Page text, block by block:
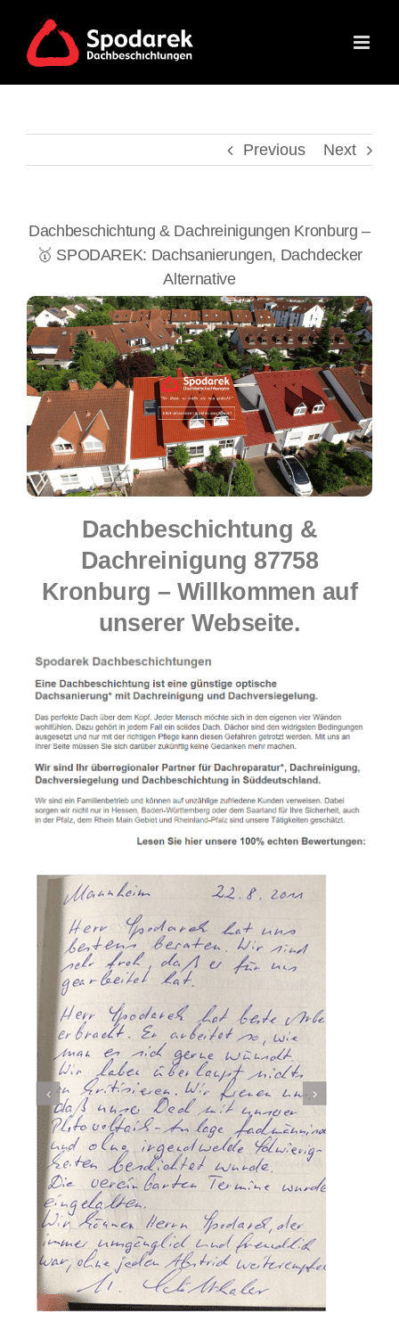
content
Previous Next
Dachbeschichtung & Dachreinigungen Kronburg –
🥇 SPODAREK: Dachsanierungen, Dachdecker
Alternative
Dachbeschichtung &
Dachreinigung 87758
Kronburg – Willkommen auf
unserer Webseite.